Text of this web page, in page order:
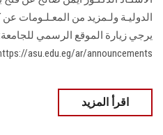
سجل
الدوليـة ولـمزيد من المعـلـومات
يرجي زيارة الموقع الرسمي للجامعة:
asu.edu.eg/ar/announcements..
اقرأ المزيد